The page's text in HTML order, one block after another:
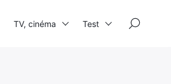
TV, cinéma Test